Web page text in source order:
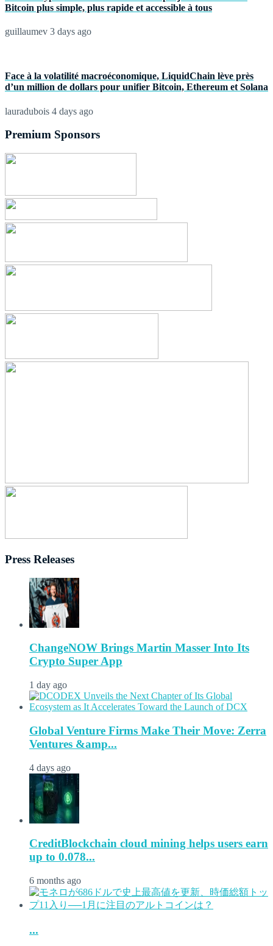
Bitcoin plus simple, plus rapide et accessible à tous
guillaumev 3 days ago
Face à la volatilité macroéconomique, LiquidChain lève près
d’un million de dollars pour unifier Bitcoin, Ethereum et Solana
lauradubois 4 days ago
Premium Sponsors
Press Releases
ChangeNOW Brings Martin Masser Into Its
Crypto Super App
1 day ago
Global Venture Firms Make Their Move: Zerra
Ventures &amp...
4 days ago
CreditBlockchain cloud mining helps users earn
up to 0.078...
6 months ago
...